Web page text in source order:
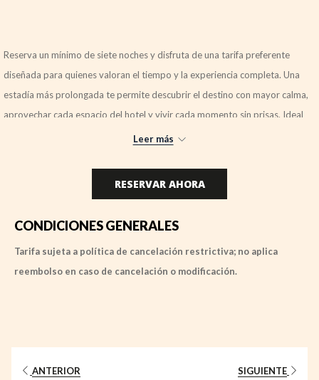
Reserva un mínimo de siete noches y disfruta de una tarifa preferente
diseñada para quienes valoran el tiempo y la experiencia completa. Una
estadía más prolongada te permite descubrir el destino con mayor calma,
aprovechar cada espacio del hotel y vivir cada momento sin prisas. Ideal
para combinar descanso, productividad y exploración en un entorno que
Leer más
RESERVAR AHORA
CONDICIONES GENERALES
Tarifa sujeta a política de cancelación restrictiva; no aplica
reembolso en caso de cancelación o modificación.
ANTERIOR SIGUIENTE